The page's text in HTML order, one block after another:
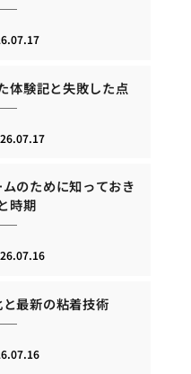
体験記と失敗した点
のために知っておき
時期
最新の粘着技術